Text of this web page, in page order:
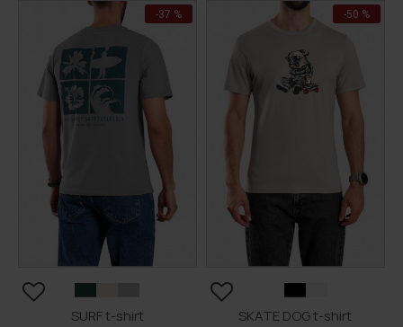
-37 %
SURF t-shirt
-50 %
SKATE DOG t-shirt